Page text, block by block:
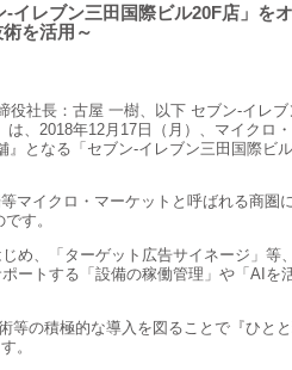
イレブン三田国際ビル20F店」を
を活用～
社長：古屋 一樹、以下 セブン‐イレ
、2018年12月17日（月）、マイクロ
となる「セブン‐イレブン三田国際ビ
イクロ・マーケットと呼ばれる商圏
す。
、「ターゲット広告サイネージ」等
ートする「設備の稼働管理」や「AIを
の積極的な導入を図ることで『ひと
。